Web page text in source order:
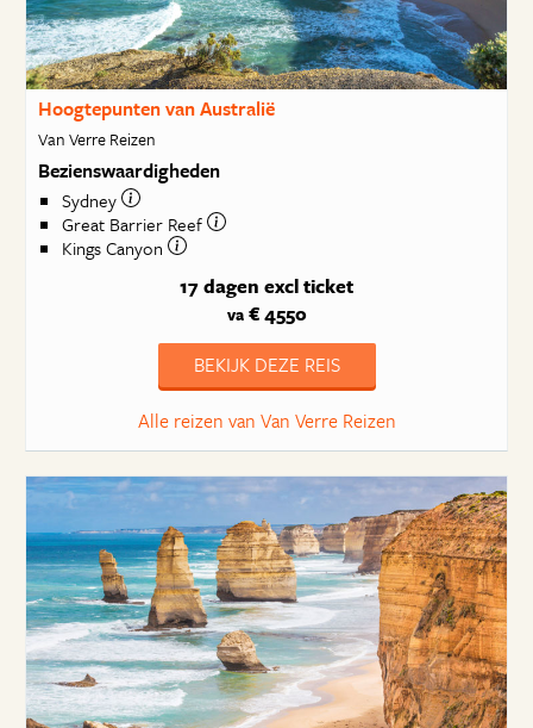
Hoogtepunten van Australië
Van Verre Reizen
Bezienswaardigheden
Sydney
Great Barrier Reef
Kings Canyon
17 dagen excl ticket
va€ 4550
BEKIJK DEZE REIS
Alle reizen van Van Verre Reizen